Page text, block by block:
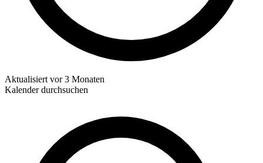
Aktualisiert vor 3 Monaten
Kalender durchsuchen